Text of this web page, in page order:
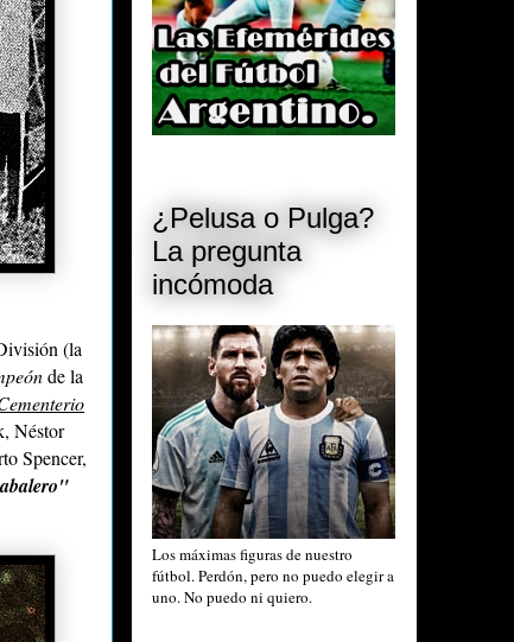
(la
de la
Néstor
Spencer,
¿Pelusa o Pulga?
La pregunta
incómoda
Los máximas figuras de nuestro
fútbol. Perdón, pero no puedo elegir a
uno. No puedo ni quiero.